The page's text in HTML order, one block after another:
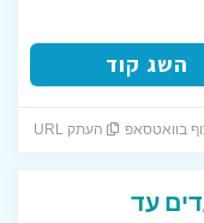
השג קוד
בוואטסאפ העתק URL
עד